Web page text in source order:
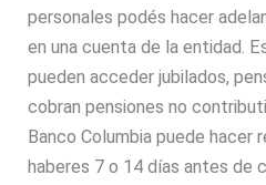
personales podés hacer
en una cuenta de la entidad.
pueden acceder jubilados,
cobran pensiones no
Banco Columbia puede hacer
haberes 7 o 14 días antes de